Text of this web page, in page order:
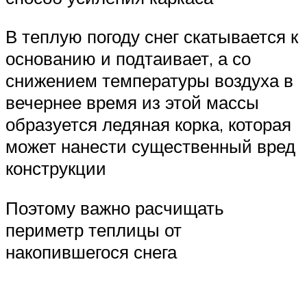
В теплую погоду снег скатывается к
основанию и подтаивает, а со
снижением температуры воздуха в
вечернее время из этой массы
образуется ледяная корка, которая
может нанести существенный вред
конструкции
Поэтому важно расчищать
периметр теплицы от
накопившегося снега